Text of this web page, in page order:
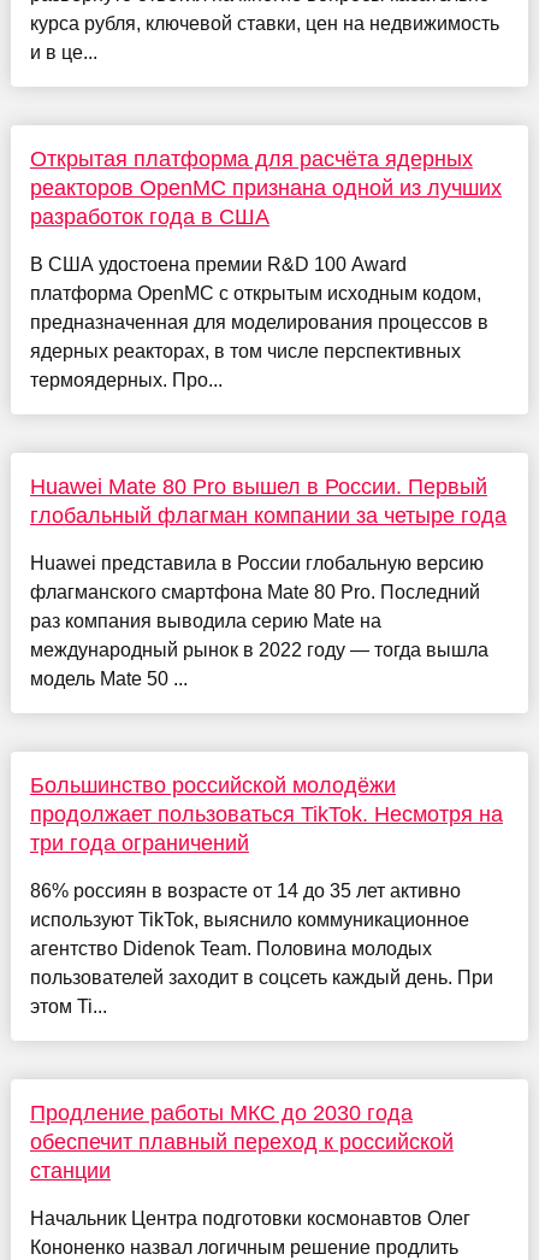
курса рубля, ключевой ставки, цен на недвижимость
и в це...
Открытая платформа для расчёта ядерных
реакторов OpenMC признана одной из лучших
разработок года в США
В США удостоена премии R&D 100 Award
платформа OpenMC с открытым исходным кодом,
предназначенная для моделирования процессов в
ядерных реакторах, в том числе перспективных
термоядерных. Про...
Huawei Mate 80 Pro вышел в России. Первый
глобальный флагман компании за четыре года
Huawei представила в России глобальную версию
флагманского смартфона Mate 80 Pro. Последний
раз компания выводила серию Mate на
международный рынок в 2022 году — тогда вышла
модель Mate 50 ...
Большинство российской молодёжи
продолжает пользоваться TikTok. Несмотря на
три года ограничений
86% россиян в возрасте от 14 до 35 лет активно
используют TikTok, выяснило коммуникационное
агентство Didenok Team. Половина молодых
пользователей заходит в соцсеть каждый день. При
этом Ti...
Продление работы МКС до 2030 года
обеспечит плавный переход к российской
станции
Начальник Центра подготовки космонавтов Олег
Кононенко назвал логичным решение продлить